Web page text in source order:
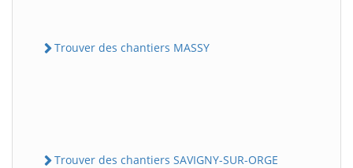
Trouver des chantiers MASSY
Trouver des chantiers SAVIGNY-SUR-ORGE